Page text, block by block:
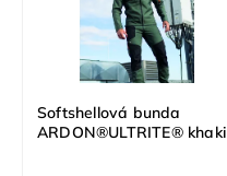
Softshellová bunda
ARDON®ULTRITE® khaki